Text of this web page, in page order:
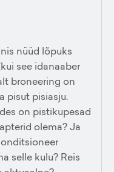
nüüd lõpuks
see idanaaber
broneering on
pisut pisiasju.
on pistikupesad
olema? Ja
selle kulu? Reis